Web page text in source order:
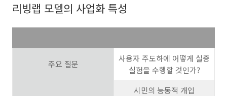
리빙랩 모델의 사업화 특성
주요 질문
사용자 주도하에 어떻게 실증
실험을 수행할 것인가?
시민의 능동적 개입